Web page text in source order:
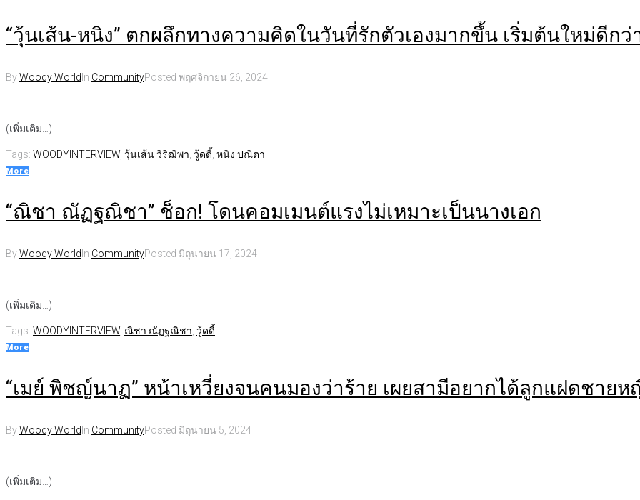
“วุ้นเส้น-หนิง” ตกผลึกทางความคิดในวันที่รักตัวเองมากขึ้น เริ่มต้นใหม่ดีกว่
ByWoody World In CommunityPosted พฤศจิกายน 26, 2024
(เพิ่มเติม…)
Tags: WOODYINTERVIEW วุ้นเส้น วิริฒิพา วู้ดดี้ หนิง ปณิตา
More
“ณิชา ณัฏฐณิชา” ช็อก! โดนคอมเมนต์แรงไม่เหมาะเป็นนางเอก
ByWoody World In CommunityPosted มิถุนายน 17, 2024
(เพิ่มเติม…)
Tags: WOODYINTERVIEW ณิชา ณัฏฐณิชา วู้ดดี้
More
“เมย์ พิชญ์นาฏ” หน้าเหวี่ยงจนคนมองว่าร้าย เผยสามีอยากได้ลูกแฝดชายห
ByWoody World In CommunityPosted มิถุนายน 5, 2024
(เพิ่มเติม…)